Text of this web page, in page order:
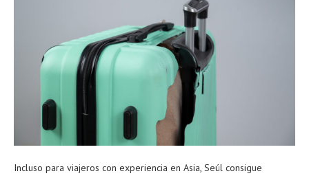
Incluso para viajeros con experiencia en Asia, Seúl consigue